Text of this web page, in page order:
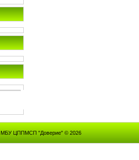
МБУ ЦППМСП "Доверие" © 2026